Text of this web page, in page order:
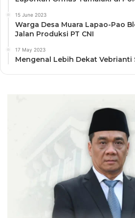
15 June 2023
Warga Desa Muara Lapao-Pao
Jalan Produksi PT CNI
17 May 2023
Mengenal Lebih Dekat Vebrianti